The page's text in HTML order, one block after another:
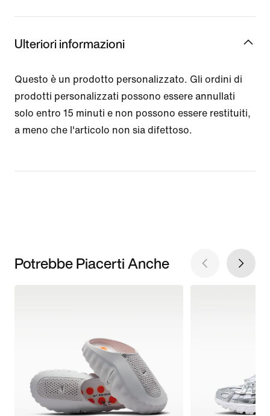
Ulteriori informazioni
Questo è un prodotto personalizzato. Gli ordini di
prodotti personalizzati possono essere annullati
solo entro 15 minuti e non possono essere restituiti,
a meno che l'articolo non sia difettoso.
Potrebbe Piacerti Anche